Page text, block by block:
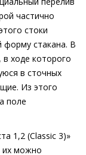
частично
стоки
стакана. В
ходе которого
в сточных
Из этого
поле
1,2 (Classic 3)»
их можно